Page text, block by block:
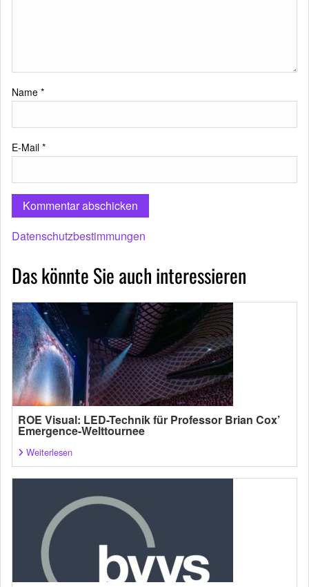
Name *
E-Mail *
Datenschutzbestimmungen
Das könnte Sie auch interessieren
ROE Visual: LED-Technik für Professor Brian Cox’
Emergence-Welttournee
Weiterlesen